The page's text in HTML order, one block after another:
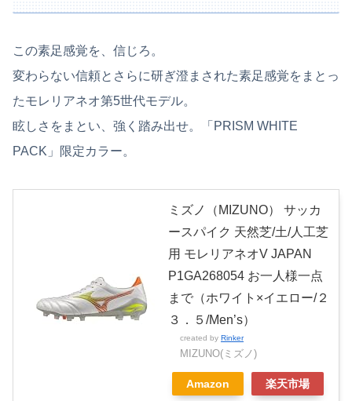
この素足感覚を、信じろ。
変わらない信頼とさらに研ぎ澄まされた素足感覚をまとっ
たモレリアネオ第5世代モデル。
眩しさをまとい、強く踏み出せ。「PRISM WHITE
PACK」限定カラー。
ミズノ（MIZUNO） サッカ
ースパイク 天然芝/土/人工芝
用 モレリアネオV JAPAN
P1GA268054 お一人様一点
まで（ホワイト×イエロー/２
３．５/Men’s）
created by Rinker
MIZUNO(ミズノ)
Amazon 楽天市場